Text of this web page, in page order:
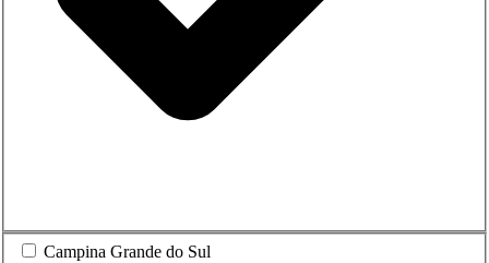
Campina Grande do Sul